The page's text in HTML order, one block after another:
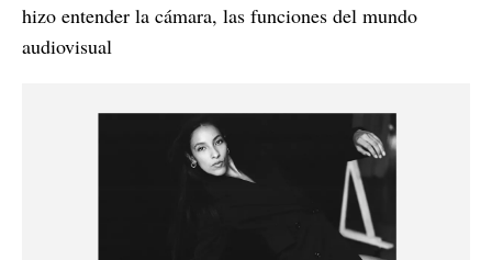
hizo entender la cámara, las funciones del mundo
audiovisual